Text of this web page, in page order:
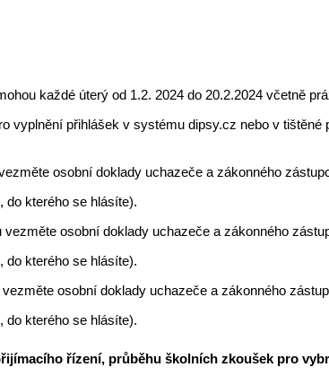
každé úterý od 1.2. 2024 do 20.2.2024 včetně
vyplnění přihlášek v systému dipsy.cz nebo v tištěné
osobní doklady uchazeče a zákonného
do kterého se hlásíte).
vezměte osobní doklady uchazeče a zákonného
do kterého se hlásíte).
vezměte osobní doklady uchazeče a zákonného
do kterého se hlásíte).
řízení, průběhu školních zkoušek pro